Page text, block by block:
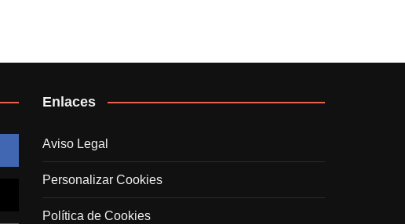
Enlaces
Aviso Legal
Personalizar Cookies
Política de Cookies